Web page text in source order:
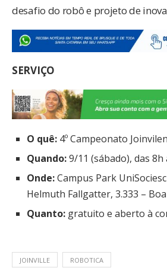
desafio do robô e projeto de
SERVIÇO
O quê: 4º Campeonato
Quando:9/11 (sábado), das 8h
Onde:Campus Park
Helmuth Fallgatter, 3.333 –
Quanto: gratuito e aberto à
JOINVILLE ROBOTICA